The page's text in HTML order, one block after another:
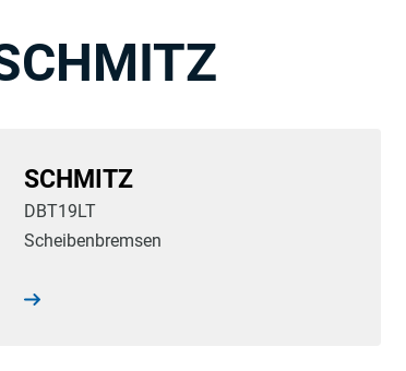
SCHMITZ
DBT19LT
Scheibenbremsen